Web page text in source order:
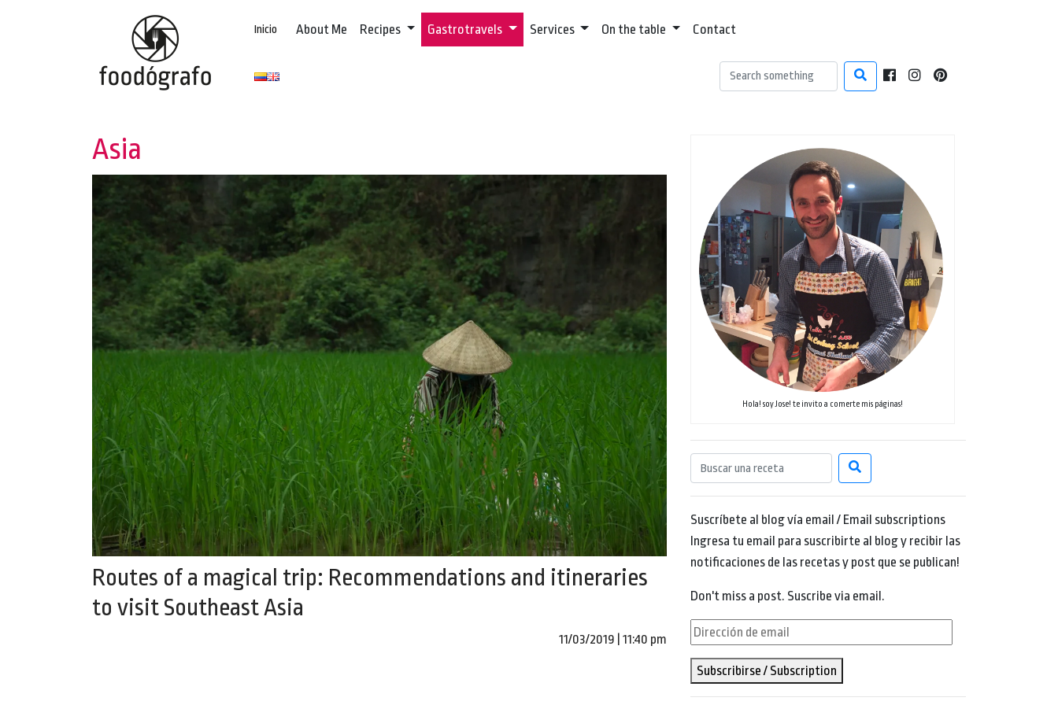
Inicio About Me Recipes Gastrotravels Services On the table Contact
Asia
Routes of a magical trip: Recommendations and itineraries
to visit Southeast Asia
11/03/2019 | 11:40 pm
Hola! soy Jose! te invito a comerte mis páginas!
Suscríbete al blog vía email / Email subscriptions
Ingresa tu email para suscribirte al blog y recibir las
notificaciones de las recetas y post que se publican!
Don't miss a post. Suscribe via email.
Dirección
de
email
Subscribirse / Subscription